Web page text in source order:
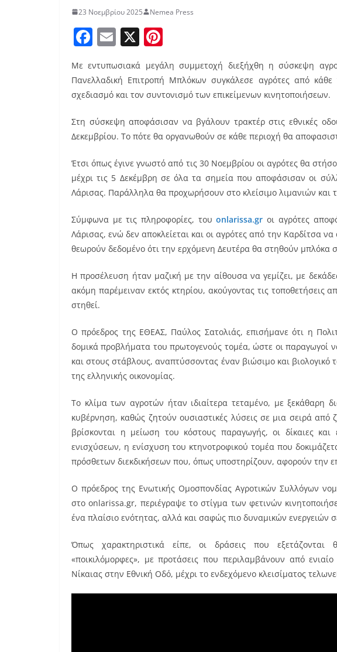
23 Νοεμβρίου 2025 Nemea Press
F
c
e
b
o
o
k
E
ai
l
X
nt
er
e
Με εντυπωσιακά μεγάλη συμμετοχή διεξήχθη η σύσκεψη
Πανελλαδική Επιτροπή Μπλόκων συγκάλεσε αγρότες από
σχεδιασμό και τον συντονισμό των επικείμενων κινητοποιήσεων.
Στη σύσκεψη αποφάσισαν να βγάλουν τρακτέρ στις εθνικές
Δεκεμβρίου. Το πότε θα οργανωθούν σε κάθε περιοχή θα
Έτσι όπως έγινε γνωστό από τις 30 Νοεμβρίου οι αγρότες θα
μέχρι τις 5 Δεκέμβρη σε όλα τα σημεία που αποφάσισαν οι
Λάρισας. Παράλληλα θα προχωρήσουν στο κλείσιμο λιμανιών και
Σύμφωνα με τις πληροφορίες, τουonlarissa.gr οι αγρότες
Λάρισας, ενώ δεν αποκλείεται και οι αγρότες από την Καρδίτσα
θεωρούν δεδομένο ότι την ερχόμενη Δευτέρα θα στηθούν μπλόκα
Η προσέλευση ήταν μαζική με την αίθουσα να γεμίζει, με
ακόμη παρέμειναν εκτός κτηρίου, ακούγοντας τις τοποθετήσεις
στηθεί.
Ο πρόεδρος της ΕΘΕΑΣ, Παύλος Σατολιάς, επισήμανε ότι η
δομικά προβλήματα του πρωτογενούς τομέα, ώστε οι
και στους στάβλους, αναπτύσσοντας έναν βιώσιμο και
της ελληνικής οικονομίας.
Το κλίμα των αγροτών ήταν ιδιαίτερα τεταμένο, με ξεκάθαρη
κυβέρνηση, καθώς ζητούν ουσιαστικές λύσεις σε μια σειρά από
βρίσκονται η μείωση του κόστους παραγωγής, οι δίκαιες και
ενισχύσεων, η ενίσχυση του κτηνοτροφικού τομέα που
πρόσθετων διεκδικήσεων που, όπως υποστηρίζουν, αφορούν την
Ο πρόεδρος της Ενωτικής Ομοσπονδίας Αγροτικών Συλλόγων
στο onlarissa.gr, περιέγραψε το στίγμα των φετινών
ένα πλαίσιο ενότητας, αλλά και σαφώς πιο δυναμικών ενεργειών
Όπως χαρακτηριστικά είπε, οι δράσεις που εξετάζονται
«ποικιλόμορφες», με προτάσεις που περιλαμβάνουν από
Νίκαιας στην Εθνική Οδό, μέχρι το ενδεχόμενο κλεισίματος